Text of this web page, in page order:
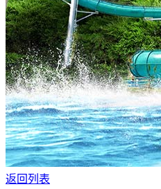
返回列表